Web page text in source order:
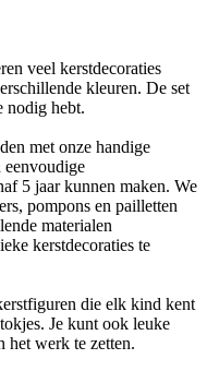
veel kerstdecoraties
kleuren. De set
nodig hebt.
met onze handige
5 jaar kunnen maken. We
pompons en pailletten
materialen
kerstdecoraties te
die elk kind kent
Je kunt ook leuke
het werk te zetten.